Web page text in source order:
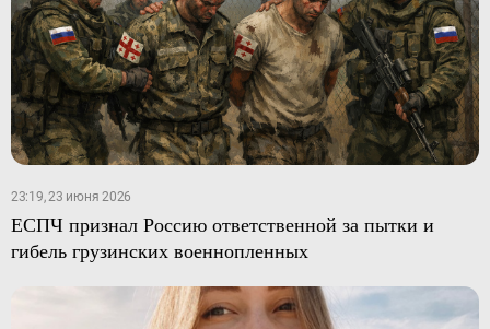
23:19, 23 июня 2026
ЕСПЧ признал Россию ответственной за пытки и
гибель грузинских военнопленных